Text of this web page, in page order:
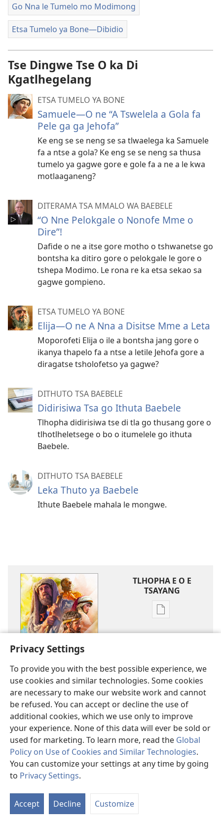
Privacy Settings
To provide you with the best possible experience, we
use cookies and similar technologies. Some cookies
are necessary to make our website work and cannot
be refused. You can accept or decline the use of
additional cookies, which we use only to improve
your experience. None of this data will ever be sold or
used for marketing. To learn more, read the Global
Policy on Use of Cookies and Similar Technologies.
You can customize your settings at any time by going
to Privacy Settings.
Accept Decline Customize
Go Nna le Tumelo mo Modimong
Etsa Tumelo ya Bone​—Dibidio
Tse Dingwe Tse O ka Di
Kgatlhegelang
ETSA TUMELO YA BONE
Samuele—O ne “A Tswelela a Gola fa
Pele ga ga Jehofa”
Ke eng se se neng se sa tlwaelega ka Samuele
fa a ntse a gola? Ke eng se se neng sa thusa
tumelo ya gagwe gore e gole fa a ne a le kwa
motlaaganeng?
DITERAMA TSA MMALO WA BAEBELE
“O Nne Pelokgale o Nonofe Mme o
Dire”!
Dafide o ne a itse gore motho o tshwanetse go
bontsha ka ditiro gore o pelokgale le gore o
tshepa Modimo. Le rona re ka etsa sekao sa
gagwe gompieno.
ETSA TUMELO YA BONE
Elija—O ne A Nna a Disitse Mme a Leta
Moporofeti Elija o ile a bontsha jang gore o
ikanya thapelo fa a ntse a letile Jehofa gore a
diragatse tsholofetso ya gagwe?
DITHUTO TSA BAEBELE
Didirisiwa Tsa go Ithuta Baebele
Tlhopha didirisiwa tse di tla go thusang gore o
tlhotlheletsege o bo o itumelele go ithuta
Baebele.
DITHUTO TSA BAEBELE
Leka Thuto ya Baebele
Ithute Baebele mahala le mongwe.
TLHOPHA E O E
TSAYANG
Ditsela
tsa
ileketeroniki
Etsa
Tumelo
ya
Bone
JW.ORG ®/ WEBSITE YA SEMOLAO YA BASUPI BA GA JEHOFA
Appearance Settings
Kopa Thuto ya Baebele ya Mahala